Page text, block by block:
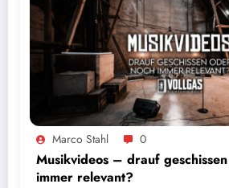
Marco Stahl 0
Musikvideos – drauf
immer relevant?